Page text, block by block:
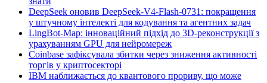
DeepSeek оновив DeepSeek-V4-Flash-0731: покращення
у штучному інтелекті для кодування та агентних задач
LingBot-Map: інноваційний підхід до 3D-реконструкції з
урахуванням GPU для нейромереж
Coinbase зафіксувала збитки через зниження активності
торгів у криптосекторі
IBM наближається до квантового прориву, що може